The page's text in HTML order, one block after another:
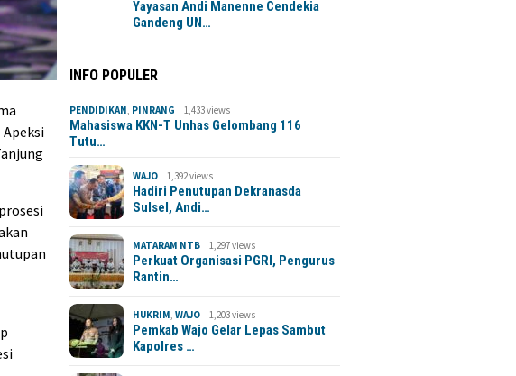
Yayasan Andi Manenne Cendekia
Gandeng UN…
INFO POPULER
PENDIDIKAN PINRANG 1,433 views
Mahasiswa KKN-T Unhas Gelombang 116
Tutu…
WAJO 1,392 views
Hadiri Penutupan Dekranasda
Sulsel, Andi…
MATARAM NTB 1,297 views
Perkuat Organisasi PGRI, Pengurus
Rantin…
HUKRIM ,WAJO 1,203 views
Pemkab Wajo Gelar Lepas Sambut
Kapolres …